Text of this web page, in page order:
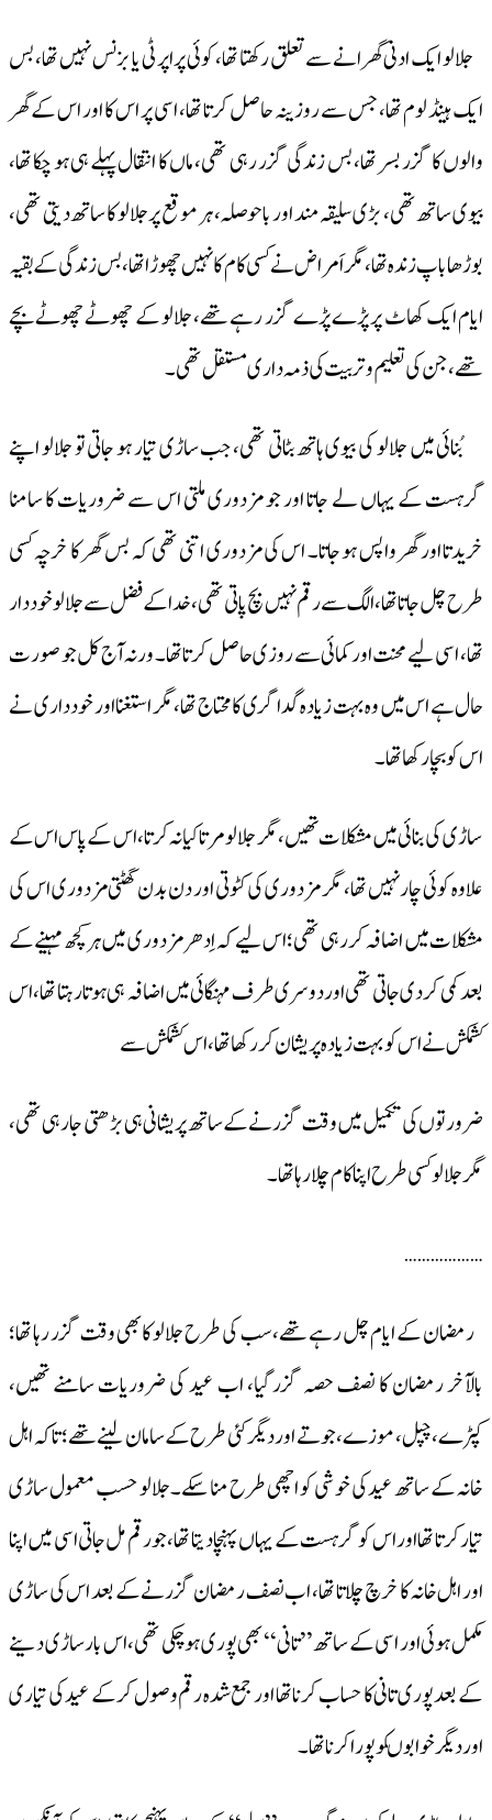
جلالو ایک ادنی گھرانے سے تعلق رکھتا تھا، کوئی پراپرٹی یا بزنس نہیں تھا، بس
ایک ہینڈ لوم تھا، جس سے روزینہ حاصل کرتا تھا، اسی پر اس کا اور اس کے گھر
والوں کا گزر بسر تھا، بس زندگی گزر رہی تھی، ماں کا انتقال پہلے ہی ہو چکا تھا،
بیوی ساتھ تھی، بڑی سلیقہ مند اور با حوصلہ، ہر موقع پر جلالو کا ساتھ دیتی تھی،
بوڑھا باپ زندہ تھا، مگر اَمراض نے کسی کام کا نہیں چھوڑا تھا، بس زندگی کے بقیہ
ایام ایک کھاٹ پر پڑے پڑے گزر رہے تھے، جلالو کے چھوٹے چھوٹے بچے
تھے، جن کی تعلیم وتربیت کی ذمہ داری مستقل تھی۔
بُنائی میں جلالو کی بیوی ہاتھ بٹاتی تھی، جب ساڑی تیار ہو جاتی تو جلالو اپنے
گرہست کے یہاں لے جاتا اور جو مزدوری ملتی اس سے ضروریات کا سامنا
خریدتا اور گھر واپس ہو جاتا۔ اس کی مزدوری اتنی تھی کہ بس گھر کا خرچہ کسی
طرح چل جاتا تھا، الگ سے رقم نہیں بچ پاتی تھی، خدا کے فضل سے جلالو خود دار
تھا، اسی لیے محنت اور کمائی سے روزی حاصل کرتا تھا۔ ورنہ آج کل جو صورت
حال ہے اس میں وہ بہت زیادہ گداگری کا محتاج تھا، مگر استغنا اور خود داری نے
اس کو بچا رکھا تھا۔
ساڑی کی بنائی میں مشکلات تھیں، مگر جلالو مرتا کیا نہ کرتا، اس کے پاس اس کے
علاوہ کوئی چار نہیں تھا، مگر مزدوری کی کٹوتی اور دن بدن گھٹتی مزدوری اس کی
مشکلات میں اضافہ کر رہی تھی؛ اس لیے کہ اِدھر مزدوری میں ہر کچھ مہینے کے
بعد کمی کر دی جاتی تھی اور دوسری طرف مہنگائی میں اضافہ ہی ہوتا رہتا تھا، اس
کشمکش نے اس کو بہت زیادہ پریشان کر رکھا تھا، اس کشمکش سے
ضرورتوں کی تکمیل میں وقت گزرنے کے ساتھ پریشانی ہی بڑھتی جارہی تھی،
مگر جلالو کسی طرح اپنا کام چلا رہا تھا۔
………………
رمضان کے ایام چل رہے تھے، سب کی طرح جلالو کا بھی وقت گزر رہا تھا؛
بالآخر رمضان کا نصف حصہ گزر گیا، اب عید کی ضروریات سامنے تھیں،
کپڑے، چپل، موزے، جوتے اور دیگر کئی طرح کے سامان لینے تھے؛ تاکہ اہل
خانہ کے ساتھ عید کی خوشی کو اچھی طرح منا سکے۔ جلالو حسب معمول ساڑی
تیار کرتا تھا اور اس کو گرہست کے یہاں پہنچا دیتا تھا، جو رقم مل جاتی اسی میں اپنا
اور اہل خانہ کا خرچ چلاتا تھا، اب نصف رمضان گزرنے کے بعد اس کی ساڑی
مکمل ہوئی اور اسی کے ساتھ ’’تانی‘‘ بھی پوری ہو چکی تھی، اس بار ساڑی دینے
کے بعد پوری تانی کا حساب کرنا تھا اور جمع شدہ رقم وصول کرکے عید کی تیاری
اور دیگر خوابوںکو پورا کرنا تھا۔